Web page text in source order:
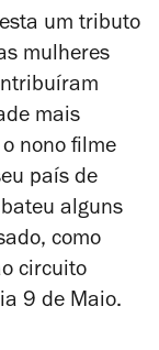
um tributo
mulheres
mais
nono filme
país de
alguns
como
circuito
9 de Maio.